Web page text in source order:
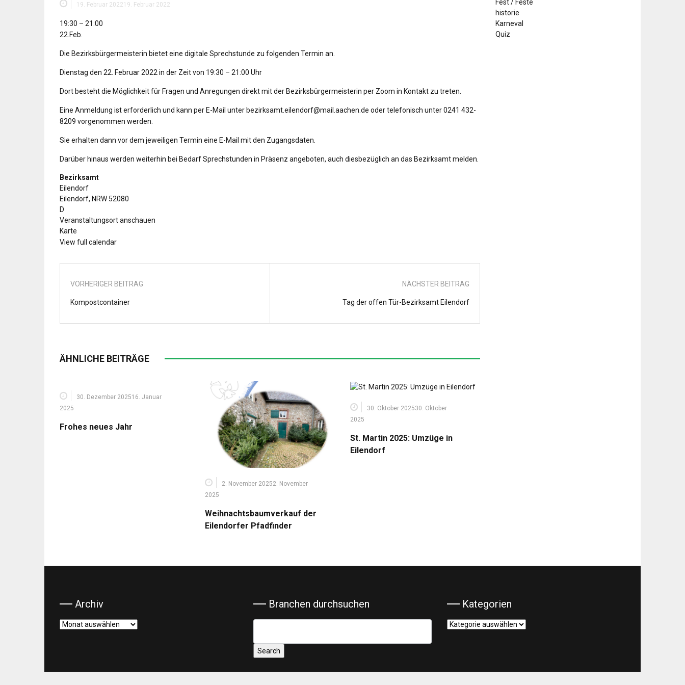
19. Februar 202219. Februar 2022
Digitale
Sprechstunde
19:30 – 21:00
22.Feb.
Die Bezirksbürgermeisterin bietet eine digitale Sprechstunde zu folgenden Termin an.
Dienstag den 22. Februar 2022 in der Zeit von 19:30 – 21:00 Uhr
Dort besteht die Möglichkeit für Fragen und Anregungen direkt mit der Bezirksbürgermeisterin per Zoom in Kontakt zu treten.
Eine Anmeldung ist erforderlich und kann per E-Mail unter bezirksamt.eilendorf@mail.aachen.de oder telefonisch unter0241 432-
8209 vorgenommen werden.
Sie erhalten dann vor dem jeweiligen Termin eine E-Mail mit den Zugangsdaten.
Darüber hinaus werden weiterhin bei Bedarf Sprechstunden in Präsenz angeboten, auch diesbezüglich an das Bezirksamt melden.
Bezirksamt
Eilendorf
Eilendorf, NRW 52080
D
Veranstaltungsort anschauen
Karte
View full calendar
VORHERIGER BEITRAG
Kompostcontainer
NÄCHSTER BEITRAG
Tag der offen Tür-Bezirksamt Eilendorf
ÄHNLICHE BEITRÄGE
30. Dezember 202516. Januar
2025
Frohes neues Jahr
2. November 20252. November
2025
Weihnachtsbaumverkauf der
Eilendorfer Pfadfinder
30. Oktober 202530. Oktober
2025
St. Martin 2025: Umzüge in
Eilendorf
Fest / Feste
historie
Karneval
Quiz
Archiv
Archiv
Branchen durchsuchen Kategorien
Kategorien